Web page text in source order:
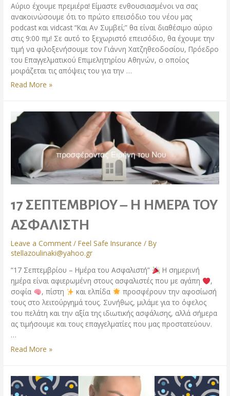
Αύριο έχουμε πρεμιέρα! Είμαστε ενθουσιασμένοι να σας
ανακοινώσουμε ότι το πρώτο επεισόδιο του νέου μας
podcast και vidcast “Και Αν Συμβεί;” θα είναι διαθέσιμο αύριο
στις 9:00 πμ! Σε αυτό το ξεχωριστό επεισόδιο, θα έχουμε την
τιμή να φιλοξενήσουμε τον Γιάννη Χατζηθεοδοσίου, Πρόεδρο
του Επαγγελματικού Επιμελητηρίου Αθηνών, ο οποίος
μοιράζεται τις απόψεις του για την …
Read More »
17 ΣΕΠΤΕΜΒΡΙΟΥ – Η ΗΜΕΡΑ ΤΟΥ
ΑΣΦΑΛΙΣΤΗ
Leave a Comment /Feel Safe Insurance / By
stellazoulinaki@yahoo.gr
“17 Σεπτεμβρίου – Ημέρα του Ασφαλιστή”
Η σημερινή
ημέρα είναι αφιερωμένη στους ασφαλιστές που με αγάπη
,
σοφία
, πίστη και ελπίδα
προσφέρουν την αφοσίωσή
τους στο λειτούργημά τους. Συνήθως, μιλάμε για το όφελος
του πελάτη και την αξία της ιδιωτικής ασφάλισης, αλλά σήμερα
ας τιμήσουμε και τους επαγγελματίες που μας προστατεύουν.
…
Read More »